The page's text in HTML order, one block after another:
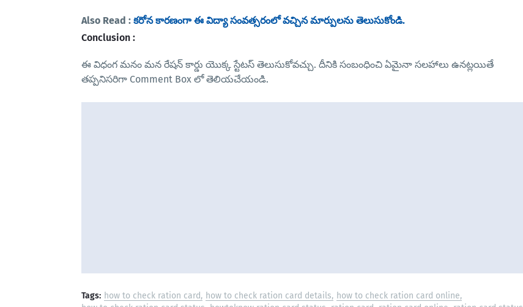
Also Read : కరోన కారణంగా ఈ విద్యా సంవత్సరంలో వచ్చిన మార్పులను తెలుసుకోండి.
Conclusion :
ఈ విధంగ మనం మన రేషన్ కార్డు యొక్క స్టేటస్ తెలుసుకోవచ్చు. దీనికి సంబంధించి ఏమైనా సలహాలు ఉనట్లయితే
తప్పనిసరిగా Comment Box లో తెలియచేయండి.
Tags: how to check ration card how to check ration card details
how to check ration card online